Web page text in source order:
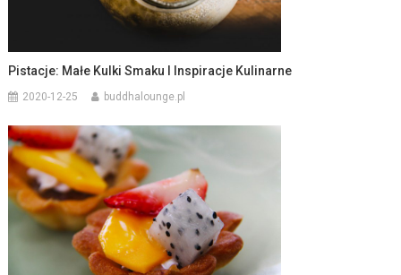
Pistacje: Małe Kulki Smaku I Inspiracje Kulinarne
2020-12-25 buddhalounge.pl